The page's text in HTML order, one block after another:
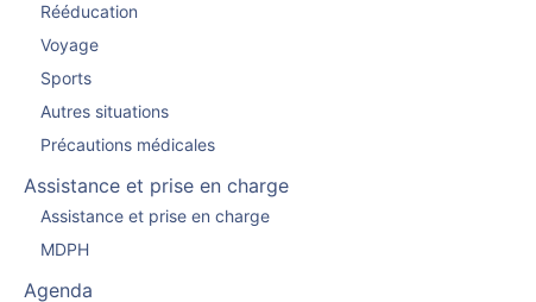
Rééducation
Voyage
Sports
Autres situations
Précautions médicales
Assistance et prise en charge
Assistance et prise en charge
MDPH
Agenda